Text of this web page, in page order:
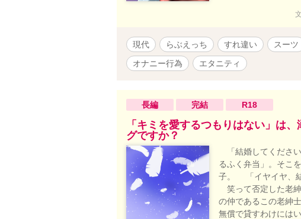
現代 らぶえっち すれ違い スーツ
オナニー行為
エタニティ
長編 完結 R18
「キミを愛するつもりはない」は
グですか？
「結婚してくださ
るふく弁当」。そこ
子。 「イヤイヤ、結
笑って否定した老
の仲であるこの老紳
無償で貸すわけには